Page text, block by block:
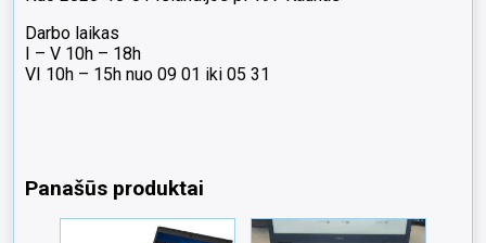
Darbo laikas
I – V 10h – 18h
VI 10h – 15h nuo 09 01 iki 05 31
Panašūs produktai